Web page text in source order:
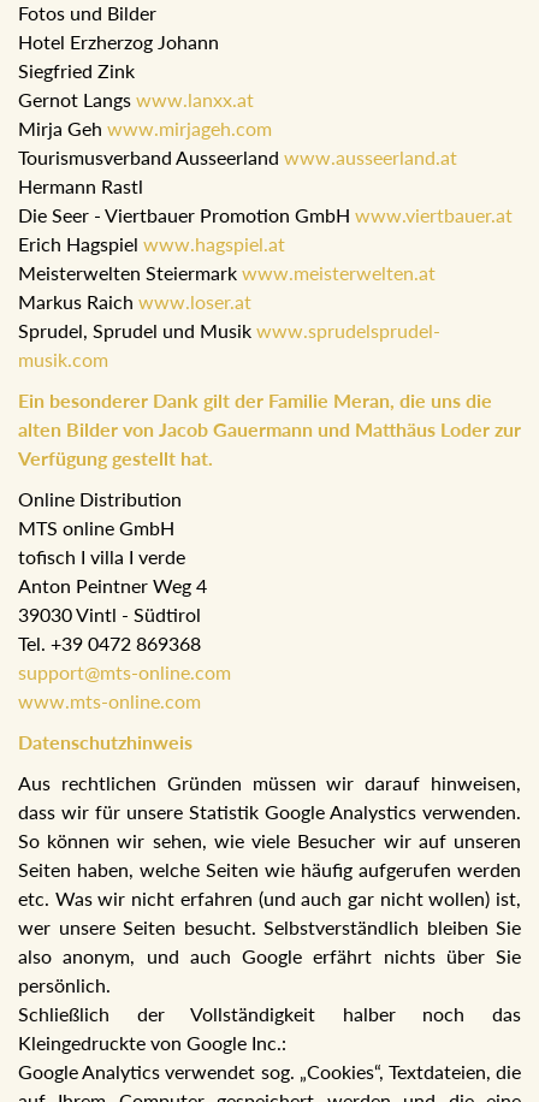
Fotos und Bilder
Hotel Erzherzog Johann
Siegfried Zink
Gernot Langs www.lanxx.at
Mirja Geh www.mirjageh.com
Tourismusverband Ausseerland www.ausseerland.at
Hermann Rastl
Die Seer - Viertbauer Promotion GmbH www.viertbauer.at
Erich Hagspiel www.hagspiel.at
Meisterwelten Steiermark www.meisterwelten.at
Markus Raich www.loser.at
Sprudel, Sprudel und Musik www.sprudelsprudel-
musik.com
Ein besonderer Dank gilt der Familie Meran, die uns die
alten Bilder von Jacob Gauermann und Matthäus Loder zur
Verfügung gestellt hat.
Online Distribution
MTS online GmbH
tofisch I villa I verde
Anton Peintner Weg 4
39030 Vintl - Südtirol
Tel. +39 0472 869368
support@mts-online.com
www.mts-online.com
Datenschutzhinweis
Aus rechtlichen Gründen müssen wir darauf hinweisen,
dass wir für unsere Statistik Google Analystics verwenden.
So können wir sehen, wie viele Besucher wir auf unseren
Seiten haben, welche Seiten wie häufig aufgerufen werden
etc. Was wir nicht erfahren (und auch gar nicht wollen) ist,
wer unsere Seiten besucht. Selbstverständlich bleiben Sie
also anonym, und auch Google erfährt nichts über Sie
persönlich.
Schließlich der Vollständigkeit halber noch das
Kleingedruckte von Google Inc.:
Google Analytics verwendet sog. „Cookies“, Textdateien, die